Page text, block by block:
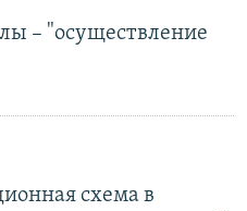
– "осуществление
схема в